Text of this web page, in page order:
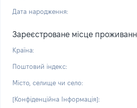
Дата народження:
Зареєстроване місце
Країна:
Поштовий індекс:
Місто, селище чи село:
[Конфіденційна Інформація]: